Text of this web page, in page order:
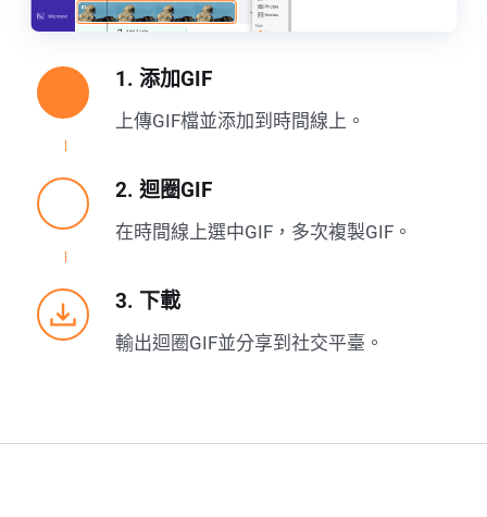
1. 添加GIF
上傳GIF檔並添加到時間線上。
2. 迴圈GIF
在時間線上選中GIF，多次複製GIF。
3. 下載
輸出迴圈GIF並分享到社交平臺。